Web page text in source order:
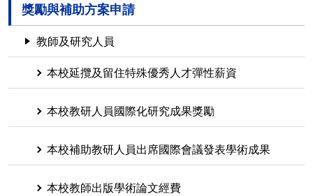
獎勵與補助方案申請
教師及研究人員
本校延攬及留住特殊優秀人才彈性薪資
本校教研人員國際化研究成果獎勵
本校補助教研人員出席國際會議發表學術成果
本校教師出版學術論文經費